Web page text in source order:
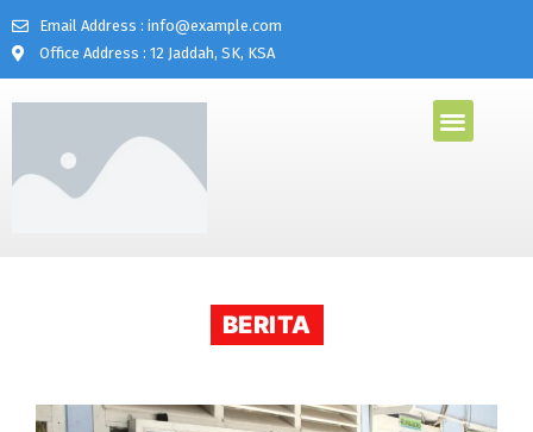
Email Address : info@example.com
Office Address : 12 Jaddah, SK, KSA
BERITA